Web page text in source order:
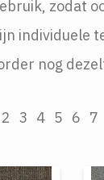
zodat
individuele
nog
2 3 4 5 6 7